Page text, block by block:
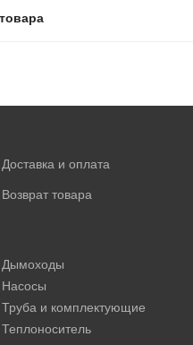
Доставка и оплата
Возврат товара
Дымоходы
Насосы
Труба и комплектующие
Теплоноситель